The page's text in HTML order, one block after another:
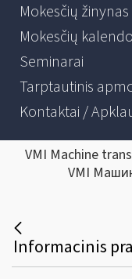
Mokesčių žinynas
Mokesčių
Seminarai
Tarptautinis
Kontaktai /
VMI Machine
VMI